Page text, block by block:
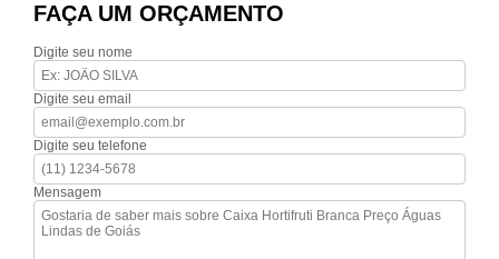
FAÇA UM ORÇAMENTO
Digite seu nome
Digite seu email
Digite seu telefone
Mensagem